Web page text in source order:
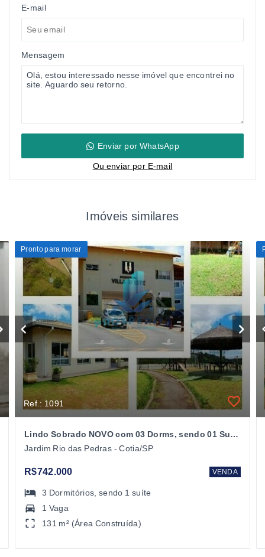
E-mail
Mensagem
Enviar por WhatsApp
Ou enviar por E-mail
Imóveis similares
Pronto para morar
Ref.: 1091
Lindo Sobrado NOVO com 03 Dorms, sendo 01 SuÍte - Cond. Vila D'Este - Cotia/SP
Jardim Rio das Pedras - Cotia/SP
R$742.000 VENDA
3 Dormitórios , sendo 1 suíte
1 Vaga
131 m² (Área Construída)